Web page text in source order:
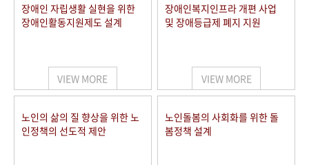
장애인 자립생활 실현을 위한
장애인활동지원제도 설계
VIEW MORE
장애인복지인프라 개편 사업
및 장애등급제 폐지 지원
VIEW MORE
노인의 삶의 질 향상을 위한 노
인정책의 선도적 제안
노인돌봄의 사회화를 위한 돌
봄정책 설계